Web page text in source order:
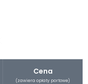
Cena
(zawiera opłaty portowe)